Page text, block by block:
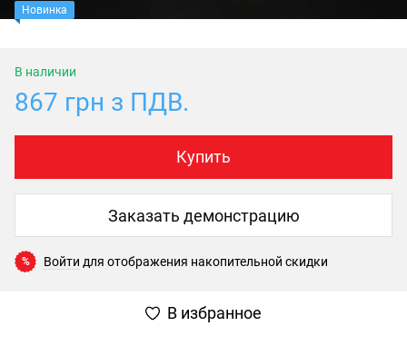
Новинка
В наличии
867 грн з ПДВ.
Купить
Заказать демонстрацию
% Войти для отображения накопительной скидки
В избранное